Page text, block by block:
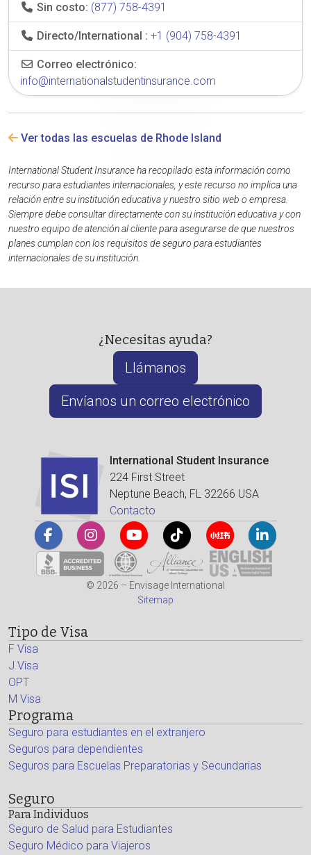
Sin costo: (877) 758-4391
Directo/International : +1 (904) 758-4391
Correo electrónico:
info@internationalstudentinsurance.com
Ver todas las escuelas de Rhode Island
International Student Insurance ha recopilado esta información como
recurso para estudiantes internacionales, y este recurso no implica una
relación entre su institución educativa y nuestro sitio web o empresa.
Siempre debe consultar directamente con su institución educativa y con
nuestro equipo de atención al cliente para asegurarse de que nuestros
planes cumplan con los requisitos de seguro para estudiantes
internacionales de su institución.
¿Necesitas ayuda?
Llámanos
Envíanos un correo electrónico
International Student Insurance
224 First Street
Neptune Beach, FL 32266 USA
Contacto
© 2026 – Envisage International
Sitemap
Tipo de Visa
F Visa
J Visa
OPT
M Visa
Programa
Seguro para estudiantes en el extranjero
Seguros para dependientes
Seguros para Escuelas Preparatorias y Secundarias
Seguro
Para Individuos
Seguro de Salud para Estudiantes
Seguro Médico para Viajeros